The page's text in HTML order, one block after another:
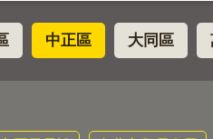
中正區 大同區